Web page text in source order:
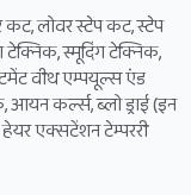
लोवर स्टेप कट, स्टेप
टेक्निक, स्मूदिंग टेक्निक,
वीथ एम्पयूल्स एंड
कर्ल्स, ब्लो ड्राई (इन
एक्सटेंशन टेम्पररी